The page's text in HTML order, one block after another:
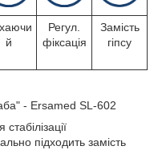
й
Регул.
фіксація
Замість
гіпсу
- Ersamed SL-602
підходить замість